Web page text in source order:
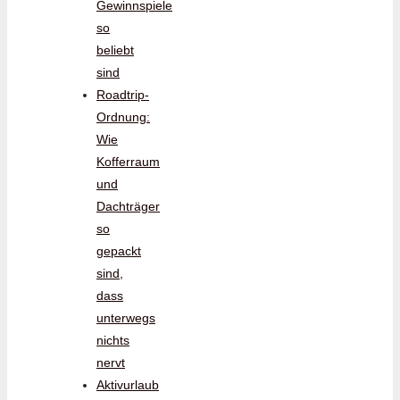
Gewinnspiele
so
beliebt
sind
Roadtrip-
Ordnung:
Wie
Kofferraum
und
Dachträger
so
gepackt
sind,
dass
unterwegs
nichts
nervt
Aktivurlaub